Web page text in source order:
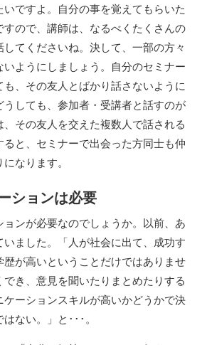
ですよ。自分の事を覚えてもらいた
すので、講師は、なるべくたくさんの
てくださいね。決して、一部の方々
いようにしましょう。自分のセミナー
、その友人とばかり話さないように
しても、参加者・受講者と話すのが
その友人を交えた複数人で話される
ると、セミナーで出会った方同士も仲
なります。
ションは必要
ョンが必要なのでしょうか。以前、あ
いました。「人が社会に出て、成功す
歴が高いということだけではありませ
でき、意見を聞いたりまとめたりする
ケーションスキルが高いかどうかで決
ない。」と･･･。